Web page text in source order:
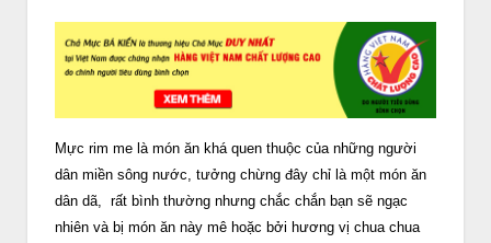
Mực rim me là món ăn khá quen thuộc của những người
dân miền sông nước, tưởng chừng đây chỉ là một món ăn
dân dã, rất bình thường nhưng chắc chắn bạn sẽ ngạc
nhiên và bị món ăn này mê hoặc bởi hương vị chua chua